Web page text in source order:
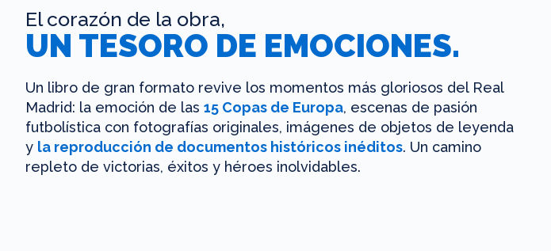
El corazón de la obra,
UN TESORO DE EMOCIONES.
Un libro de gran formato revive los momentos más gloriosos del Real
Madrid: la emoción de las 15 Copas de Europa, escenas de pasión
futbolística con fotografías originales, imágenes de objetos de leyenda
y la reproducción de documentos históricos inéditos. Un camino
repleto de victorias, éxitos y héroes inolvidables.